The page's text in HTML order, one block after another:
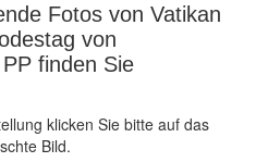
Fotos von Vatikan
von
finden Sie
klicken Sie bitte auf das
Bild.